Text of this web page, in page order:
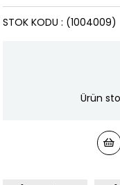
(1004009)
STOK KODU
Ürün